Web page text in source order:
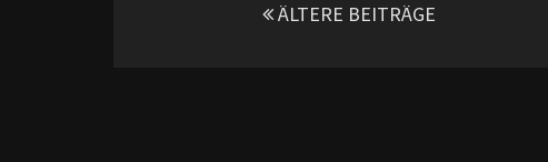
ÄLTERE BEITRÄGE